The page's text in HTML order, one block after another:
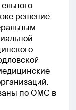
решение
по ОМС в